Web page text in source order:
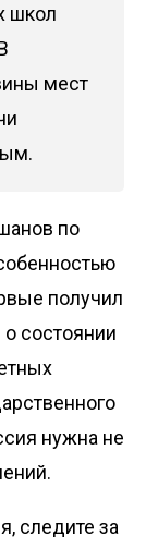
школ
мест
по
получил
состоянии
нужна не
следите за